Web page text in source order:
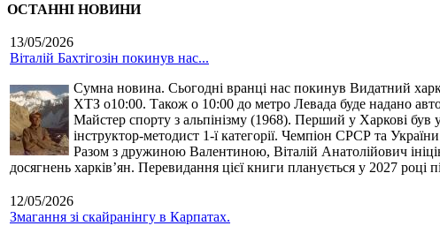
ОСТАННІ НОВИНИ
13/05/2026
Віталій Бахтігозін покинув нас...
Сумна новина. Сьогодні вранці нас покинув Видатний
ХТЗ о10:00. Також о 10:00 до метро Левада буде надано
Майстер спорту з альпінізму (1968). Перший у Харкові
інструктор-методист 1-ї категорії. Чемпіон СРСР та
Разом з дружиною Валентиною, Віталій Анатолійович
досягнень харків’ян. Перевидання цієї книги планується у 2027 році
12/05/2026
Змагання зі скайранінгу в Карпатах.